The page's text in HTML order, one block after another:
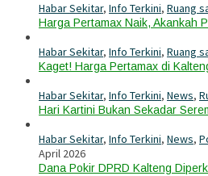
Habar Sekitar, Info Terkini, Ruang
Harga Pertamax Naik, Akankah
Habar Sekitar, Info Terkini, Ruang
Kaget! Harga Pertamax di
Habar Sekitar, Info Terkini, News,
Hari Kartini Bukan Sekadar
Habar Sekitar, Info Terkini, News,
April 2026
Dana Pokir DPRD Kalteng